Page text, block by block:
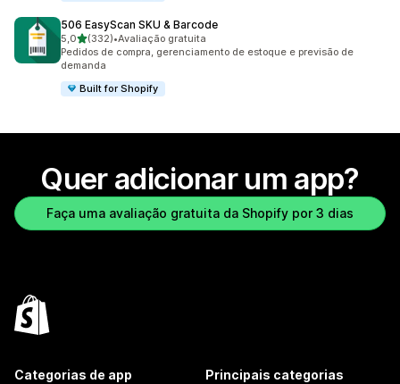
506 EasyScan SKU & Barcode
5,0de 5 estrelas
(332)
332 avaliações ao todo
•Avaliação gratuita
Pedidos de compra, gerenciamento de estoque e previsão de
demanda
Built for Shopify
Quer adicionar um app?
Faça uma avaliação gratuita da Shopify por 3 dias
Categorias de app Principais categorias